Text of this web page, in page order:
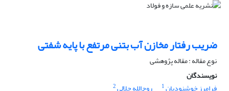
ضریب رفتار مخازن آب بتنی مرتفع با پایه شفتی
نوع مقاله : مقاله پژوهشی
نویسندگان
1
2